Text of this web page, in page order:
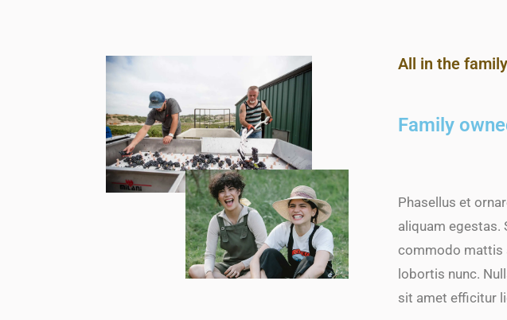
All in the family
Family
Phasellus et
aliquam egestas.
commodo mattis
lobortis nunc.
sit amet efficitur